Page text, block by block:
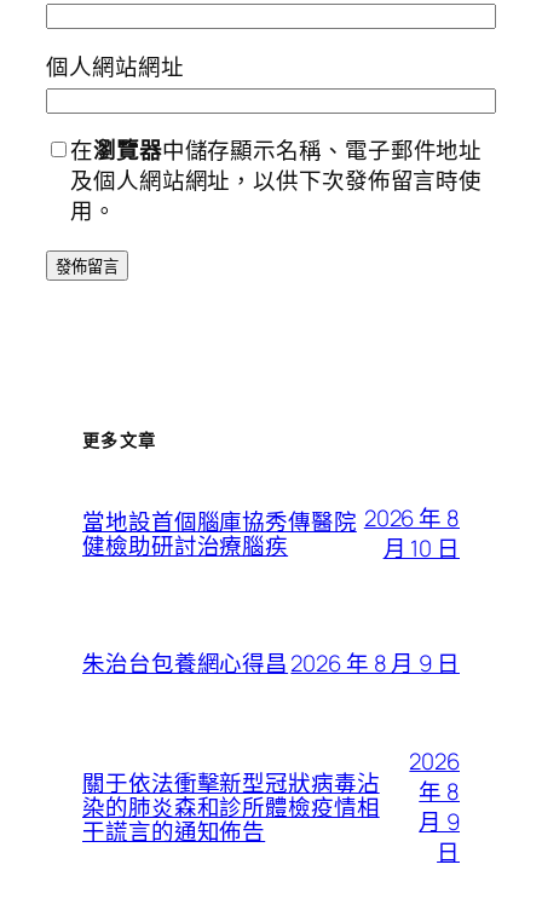
個人網站網址
在瀏覽器中儲存顯示名稱、電子郵件地址
及個人網站網址，以供下次發佈留言時使
用。
更多文章
當地設首個腦庫協秀傳醫院
健檢助研討治療腦疾
2026 年 8
月 10 日
朱治台包養網心得昌2026 年 8 月 9 日
關于依法衝擊新型冠狀病毒沾
染的肺炎森和診所體檢疫情相
干謊言的通知佈告
2026
年 8
月 9
日